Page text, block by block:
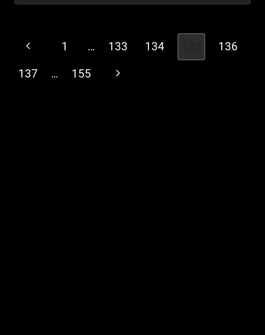
RETURNS
ALICE:
MADNESS
Navigazione
pagina
Pagina
Precedente
1 … 133 134
136
137
… 155
Pagina